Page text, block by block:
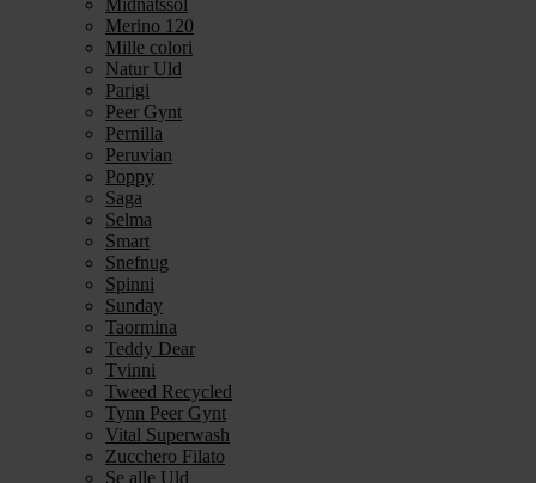
Midnatssol
Merino 120
Mille colori
Natur Uld
Parigi
Peer Gynt
Pernilla
Peruvian
Poppy
Saga
Selma
Smart
Snefnug
Spinni
Sunday
Taormina
Teddy Dear
Tvinni
Tweed Recycled
Tynn Peer Gynt
Vital Superwash
Zucchero Filato
Se alle Uld